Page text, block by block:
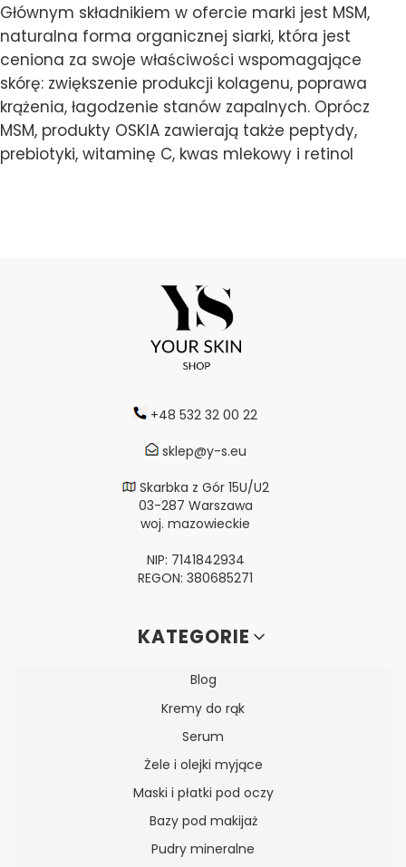
Głównym składnikiem w ofercie marki jest MSM,
naturalna forma organicznej siarki, która jest
ceniona za swoje właściwości wspomagające
skórę: zwiększenie produkcji kolagenu, poprawa
krążenia, łagodzenie stanów zapalnych. Oprócz
MSM, produkty OSKIA zawierają także peptydy,
prebiotyki, witaminę C, kwas mlekowy i retinol
+48 532 32 00 22
sklep@y-s.eu
Skarbka z Gór 15U/U2
03-287 Warszawa
woj. mazowieckie
NIP: 7141842934
REGON: 380685271
Linki w stopceKATEGORIE
Blog
Kremy do rąk
Serum
Żele i olejki myjące
Maski i płatki pod oczy
Bazy pod makijaż
Pudry mineralne